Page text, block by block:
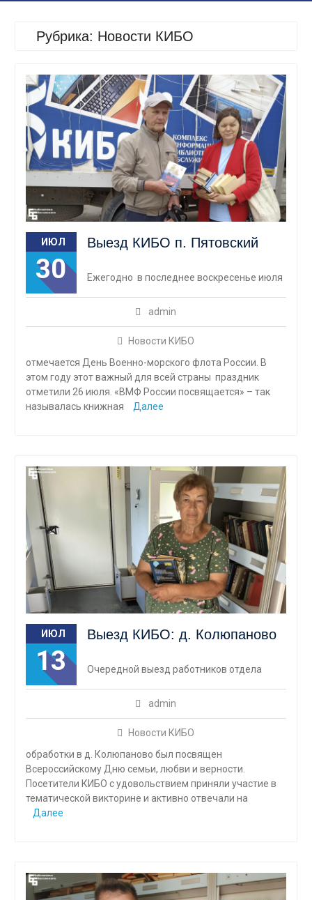
Рубрика: Новости КИБО
ИЮЛ
30
Выезд КИБО п. Пятовский
admin
Новости КИБО
Ежегодно в последнее воскресенье июля
отмечается День Военно-морского флота России. В
этом году этот важный для всей страны праздник
отметили 26 июля. «ВМФ России посвящается» – так
называлась книжная
Далее
ИЮЛ
13
Выезд КИБО: д. Колюпаново
admin
Новости КИБО
Очередной выезд работников отдела
обработки в д. Колюпаново был посвящен
Всероссийскому Дню семьи, любви и верности.
Посетители КИБО с удовольствием приняли участие в
тематической викторине и активно отвечали на
Далее